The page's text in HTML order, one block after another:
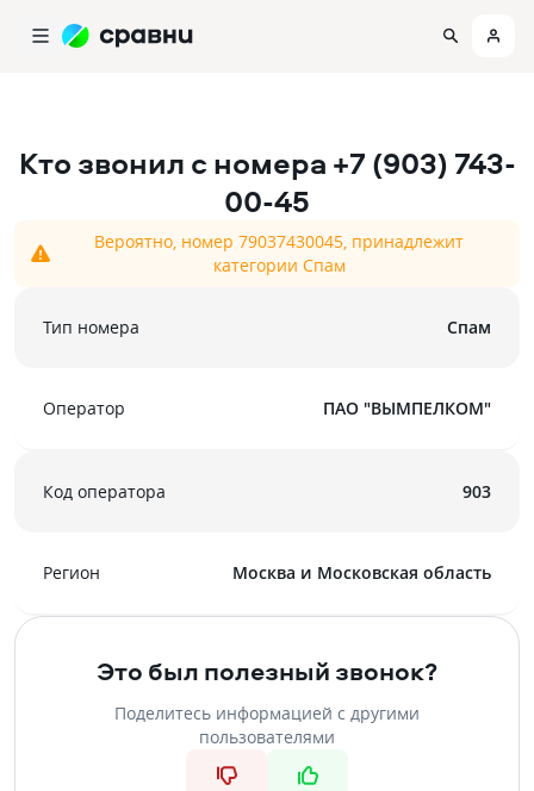
Кто звонил с номера +7 (903) 743-
00-45
Вероятно, номер 79037430045, принадлежит
категории Спам
Тип номера Спам
Оператор ПАО "ВЫМПЕЛКОМ"
Код оператора 903
Регион Москва и Московская область
Это был полезный звонок?
Поделитесь информацией с другими
пользователями